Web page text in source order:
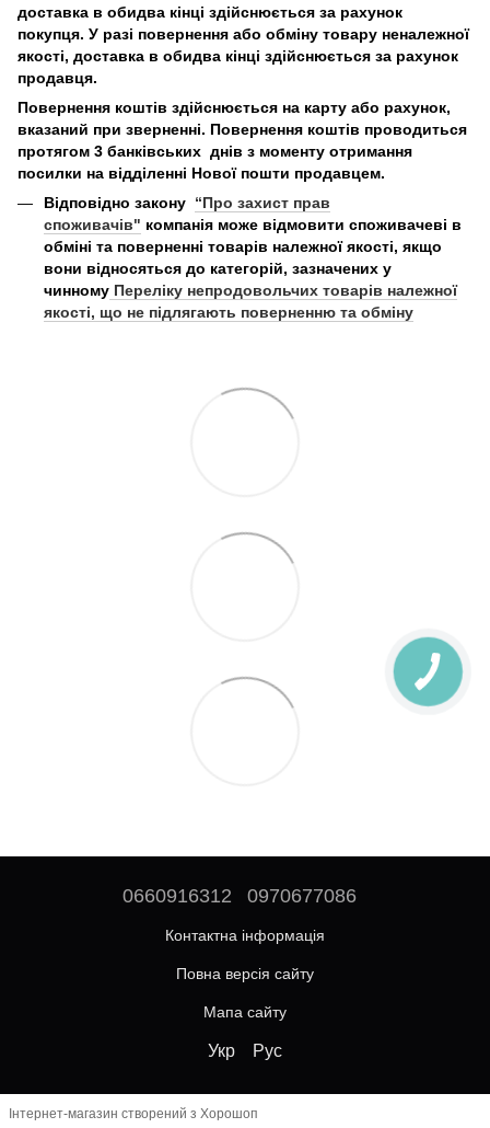
доставка в обидва кінці здійснюється за рахунок
покупця. У разі повернення або обміну товару неналежної
якості, доставка в обидва кінці здійснюється за рахунок
продавця.
Повернення коштів здійснюється на карту або рахунок,
вказаний при зверненні. Повернення коштів проводиться
протягом 3 банківських днів з моменту отримання
посилки на відділенні Нової пошти продавцем.
Відповідно закону “Про захист прав
споживачів" компанія може відмовити споживачеві в
обміні та поверненні товарів належної якості, якщо
вони відносяться до категорій, зазначених у
чинному Переліку непродовольчих товарів належної
якості, що не підлягають поверненню та обміну
0660916312 0970677086
Контактна інформація
Повна версія сайту
Мапа сайту
Укр Рус
Інтернет-магазин створений з Хорошоп